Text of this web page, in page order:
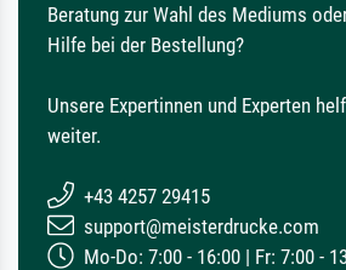
Beratung zur Wahl des Mediums
Hilfe bei der Bestellung?
Unsere Expertinnen und Experten
weiter.
+43 4257 29415
support@meisterdrucke.com
Mo-Do: 7:00 - 16:00 | Fr: 7:00 -